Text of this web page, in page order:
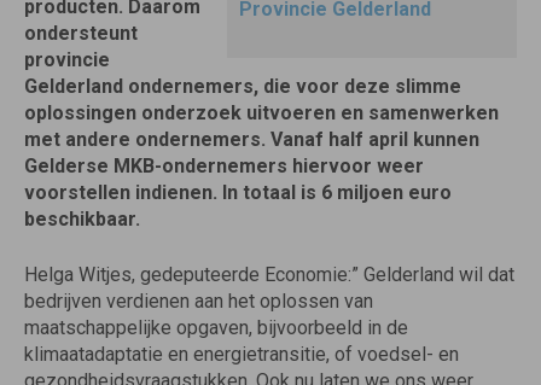
Provincie Gelderland
producten. Daarom
ondersteunt
provincie
Gelderland ondernemers, die voor deze slimme
oplossingen onderzoek uitvoeren en samenwerken
met andere ondernemers. Vanaf half april kunnen
Gelderse MKB-ondernemers hiervoor weer
voorstellen indienen. In totaal is 6 miljoen euro
beschikbaar.
Helga Witjes, gedeputeerde Economie:” Gelderland wil dat
bedrijven verdienen aan het oplossen van
maatschappelijke opgaven, bijvoorbeeld in de
klimaatadaptatie en energietransitie, of voedsel- en